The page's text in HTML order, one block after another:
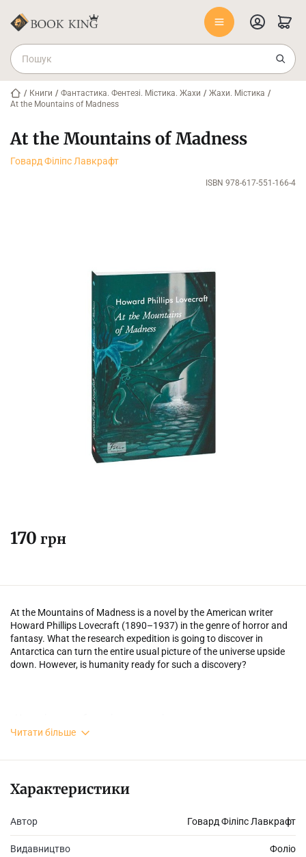
/ Книги / Фантастика. Фентезі. Містика. Жахи / Жахи. Містика /
At the Mountains of Madness
At the Mountains of Madness
Говард Філіпс Лавкрафт
ISBN 978-617-551-166-4
170 грн
At the Mountains of Madness is a novel by the American writer
Howard Phillips Lovecraft (1890–1937) in the genre of horror and
fantasy. What the research expedition is going to discover in
Antarctica can turn the entire usual picture of the universe upside
down. However, is humanity ready for such a discovery?
письменника Говарда Філіпса Лавкрафта (1890–1937) у жанрі
Рівень складності – Intermediate
Читати більше
Характеристики
Автор Говард Філіпс Лавкрафт
Видавництво Фоліо